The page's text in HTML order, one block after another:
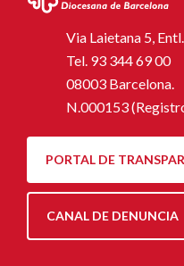
Via Laietana 5, Entl.
Tel. 93 344 69 00
08003 Barcelona.
N.000153
PORTAL DE
CANAL DE DENUNCIA